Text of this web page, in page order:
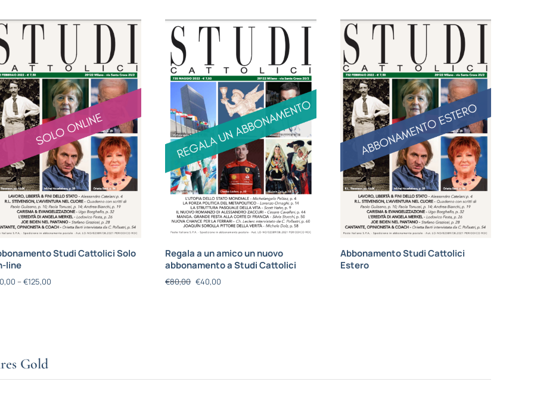
Studi Cattolici Solo
line
– €125,00
Regala a un amico un nuovo
abbonamento a Studi Cattolici
€80,00 €40,00
Abbonamento Studi Cattolici
Estero
Gold